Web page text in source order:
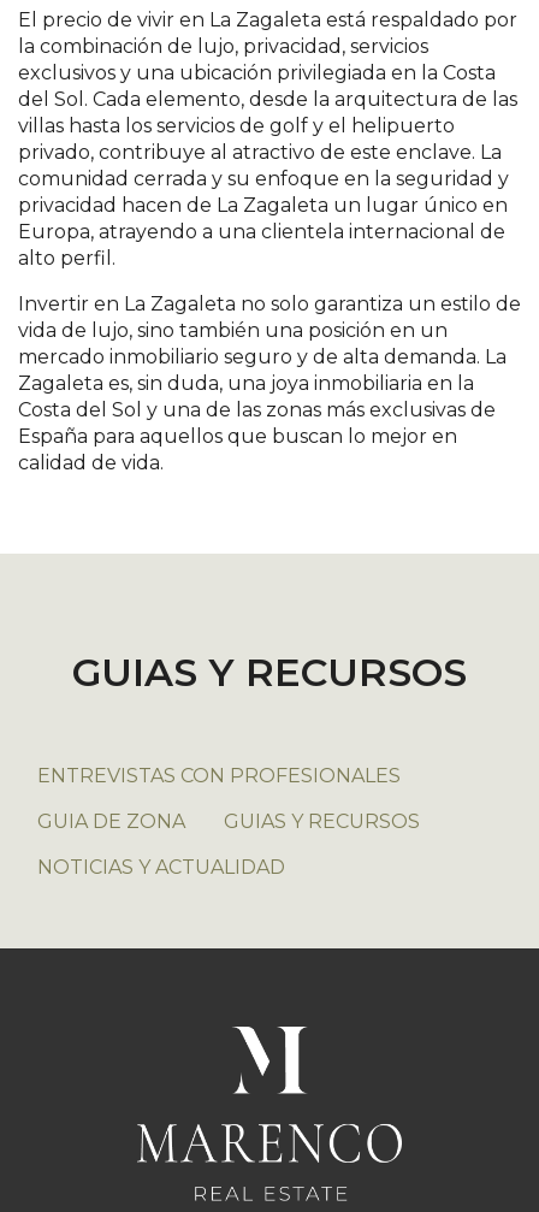
El precio de vivir en La Zagaleta está respaldado por
la combinación de lujo, privacidad, servicios
exclusivos y una ubicación privilegiada en la Costa
del Sol. Cada elemento, desde la arquitectura de las
villas hasta los servicios de golf y el helipuerto
privado, contribuye al atractivo de este enclave. La
comunidad cerrada y su enfoque en la seguridad y
privacidad hacen de La Zagaleta un lugar único en
Europa, atrayendo a una clientela internacional de
alto perfil.
Invertir en La Zagaleta no solo garantiza un estilo de
vida de lujo, sino también una posición en un
mercado inmobiliario seguro y de alta demanda. La
Zagaleta es, sin duda, una joya inmobiliaria en la
Costa del Sol y una de las zonas más exclusivas de
España para aquellos que buscan lo mejor en
calidad de vida.
GUIAS Y RECURSOS
ENTREVISTAS CON PROFESIONALES
GUIA DE ZONA
GUIAS Y RECURSOS
NOTICIAS Y ACTUALIDAD